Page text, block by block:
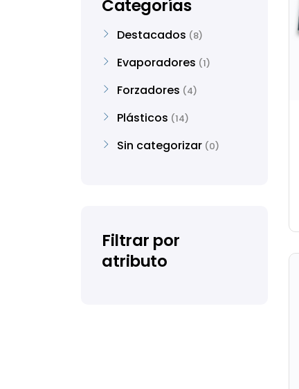
Categorías
Destacados 8
Evaporadores 1
Forzadores 4
Plásticos 14
Sin categorizar 0
Filtrar por
atributo